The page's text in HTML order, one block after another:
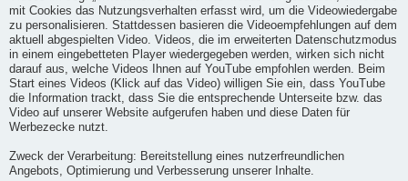
mit Cookies das Nutzungsverhalten erfasst wird, um die Videowiedergabe
zu personalisieren. Stattdessen basieren die Videoempfehlungen auf dem
aktuell abgespielten Video. Videos, die im erweiterten Datenschutzmodus
in einem eingebetteten Player wiedergegeben werden, wirken sich nicht
darauf aus, welche Videos Ihnen auf YouTube empfohlen werden. Beim
Start eines Videos (Klick auf das Video) willigen Sie ein, dass YouTube
die Information trackt, dass Sie die entsprechende Unterseite bzw. das
Video auf unserer Website aufgerufen haben und diese Daten für
Werbezecke nutzt.
Zweck der Verarbeitung: Bereitstellung eines nutzerfreundlichen
Angebots, Optimierung und Verbesserung unserer Inhalte.